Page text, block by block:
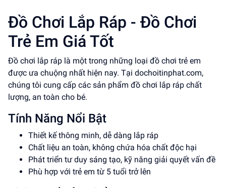
Đồ Chơi Lắp Ráp - Đồ Chơi
Trẻ Em Giá Tốt
Đồ chơi lắp ráp là một trong những loại đồ chơi trẻ em
được ưa chuộng nhất hiện nay. Tại dochoitinphat.com,
chúng tôi cung cấp các sản phẩm đồ chơi lắp ráp chất
lượng, an toàn cho bé.
Tính Năng Nổi Bật
Thiết kế thông minh, dễ dàng lắp ráp
Chất liệu an toàn, không chứa hóa chất độc hại
Phát triển tư duy sáng tạo, kỹ năng giải quyết vấn đề
Phù hợp với trẻ em từ 5 tuổi trở lên